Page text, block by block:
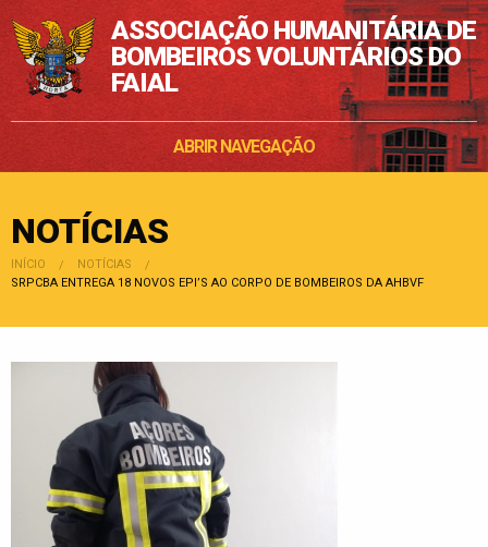
ASSOCIAÇÃO HUMANITÁRIA DE
BOMBEIROS VOLUNTÁRIOS DO
FAIAL
ABRIR NAVEGAÇÃO
NOTÍCIAS
INÍCIO
NOTÍCIAS
POSIÇÃO:
SRPCBA ENTREGA 18 NOVOS EPI’S AO CORPO DE BOMBEIROS DA AHBVF